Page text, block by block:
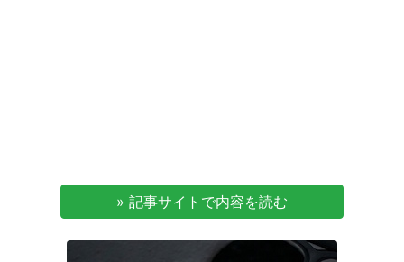
» 記事サイトで内容を読む